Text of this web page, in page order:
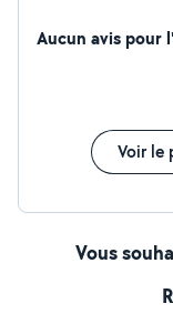
Aucun avis pour
Voir le
Vous